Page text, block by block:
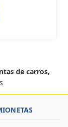
de carros,